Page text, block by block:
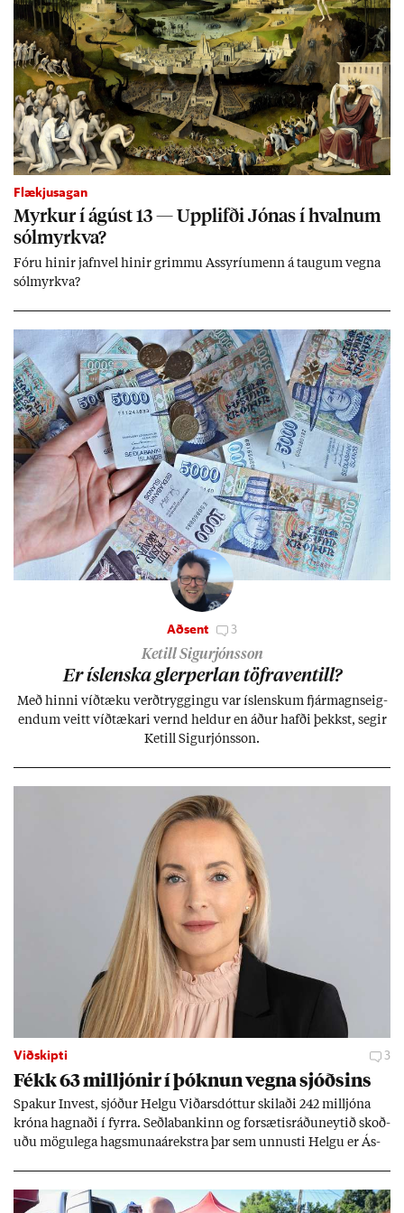
Flækjusagan
Myrk­ur í ág­úst 13 — Upp­lifði Jón­as í hvaln­um
sól­myrkva?
Fóru hinir jafn­vel hinir grimmu Ass­yríu­menn á taug­um vegna
sól­myrkva?
Aðsent 3
Ketill Sigurjónsson
Er ís­lenska glerperl­an töfra­ventill?
Með hinni víð­tæku verð­trygg­ingu var ís­lensk­um fjár­magns­eig­
end­um veitt víð­tæk­ari vernd held­ur en áð­ur hafði þekkst, seg­ir
Ketill Sig­ur­jóns­son.
Viðskipti 3
Fékk 63 millj­ón­ir í þókn­un vegna sjóðs­ins
Spak­ur In­vest, sjóð­ur Helgu Við­ars­dótt­ur skil­aði 242 millj­óna
króna hagn­aði í fyrra. Seðla­bank­inn og for­sæt­is­ráðu­neyt­ið skoð­
uðu mögu­lega hags­muna­árekstra þar sem unnusti Helgu er Ás­